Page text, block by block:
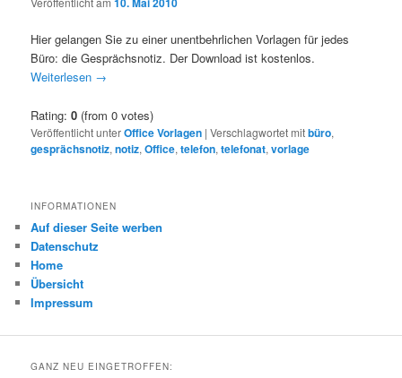
Hier gelangen Sie zu einer unentbehrlichen Vorlagen für jedes
Büro: die Gesprächsnotiz. Der Download ist kostenlos.
Weiterlesen →
Rating:0 (from 0 votes)
Veröffentlicht unterOffice Vorlagen |Verschlagwortet mitbüro,
gesprächsnotiz,notiz,Office,telefon,telefonat,vorlage
INFORMATIONEN
Auf dieser Seite werben
Datenschutz
Home
Übersicht
Impressum
GANZ NEU EINGETROFFEN: